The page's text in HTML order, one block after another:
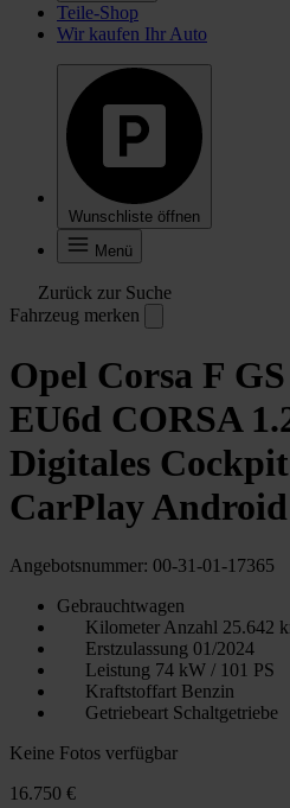
Teile-Shop
Wir kaufen Ihr Auto
Wunschliste öffnen
Menü
Zurück zur Suche
Fahrzeug merken
Opel Corsa F
EU6d CORSA
Digitales
CarPlay
Angebotsnummer: 00-31-01-17365
Gebrauchtwagen
Kilometer Anzahl 25.642
Erstzulassung 01/2024
Leistung 74 kW / 101 PS
Kraftstoffart Benzin
Getriebeart Schaltgetriebe
Keine Fotos verfügbar
16.750 €